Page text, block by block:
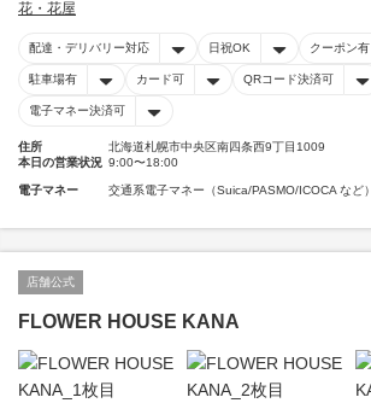
花・花屋
配達・デリバリー対応 日祝OK クーポン有
駐車場有 カード可 QRコード決済可
電子マネー決済可
住所
北海道札幌市中央区南四条西9丁目1009
本日の営業状況 9:00〜18:00
電子マネー 交通系電子マネー（Suica/PASMO/ICOCA など）
店舗公式
FLOWER HOUSE KANA